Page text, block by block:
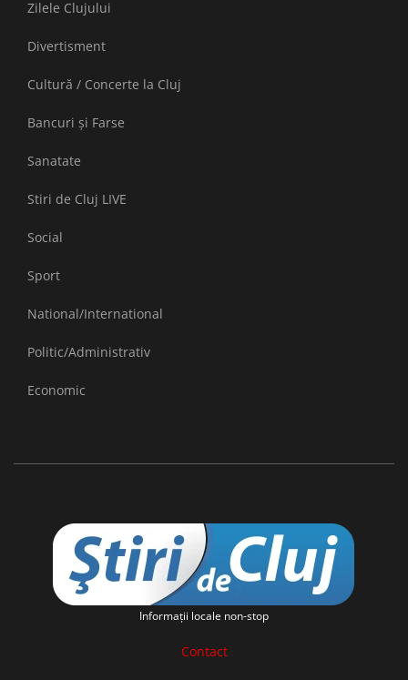
Zilele Clujului
Divertisment
Cultură / Concerte la Cluj
Bancuri și Farse
Sanatate
Stiri de Cluj LIVE
Social
Sport
National/International
Politic/Administrativ
Economic
Informaţii locale non-stop
Contact